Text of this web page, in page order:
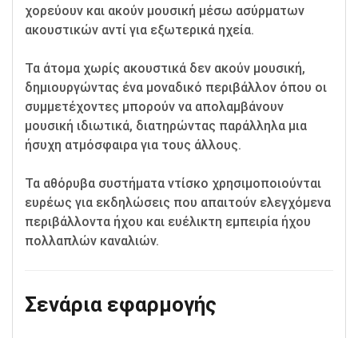
χορεύουν και ακούν μουσική μέσω ασύρματων
ακουστικών αντί για εξωτερικά ηχεία.
Τα άτομα χωρίς ακουστικά δεν ακούν μουσική,
δημιουργώντας ένα μοναδικό περιβάλλον όπου οι
συμμετέχοντες μπορούν να απολαμβάνουν
μουσική ιδιωτικά, διατηρώντας παράλληλα μια
ήσυχη ατμόσφαιρα για τους άλλους.
Τα αθόρυβα συστήματα ντίσκο χρησιμοποιούνται
ευρέως για εκδηλώσεις που απαιτούν ελεγχόμενα
περιβάλλοντα ήχου και ευέλικτη εμπειρία ήχου
πολλαπλών καναλιών.
Σενάρια εφαρμογής